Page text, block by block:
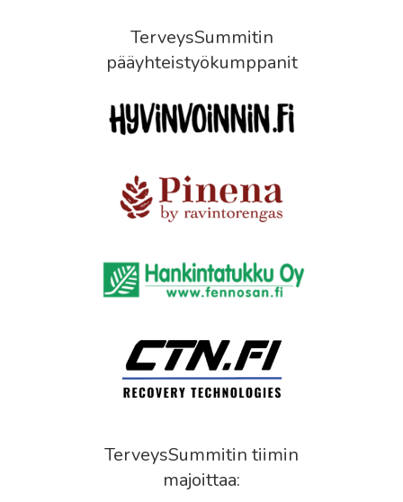
TerveysSummitin
pääyhteistyökumppanit
TerveysSummitin tiimin
majoittaa: